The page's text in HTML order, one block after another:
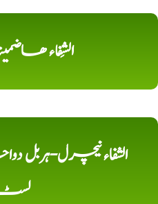
الشِفاء
الشفاء نیچرل-